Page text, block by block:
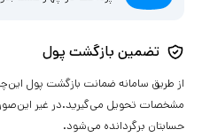
تضمین بازگشت پول
از طریق سامانه ضمانت بازگشت پول
مشخصات تحویل می‌گیرید.در غیر
حسابتان برگردانده می‌شود.